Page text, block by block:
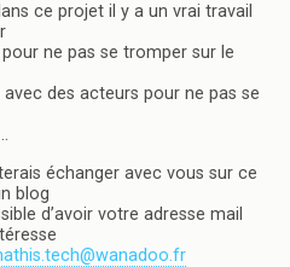
ce projet il y a un vrai travail
ne pas se tromper sur le
avec des acteurs pour ne pas se
échanger avec vous sur ce
blog
d’avoir votre adresse mail